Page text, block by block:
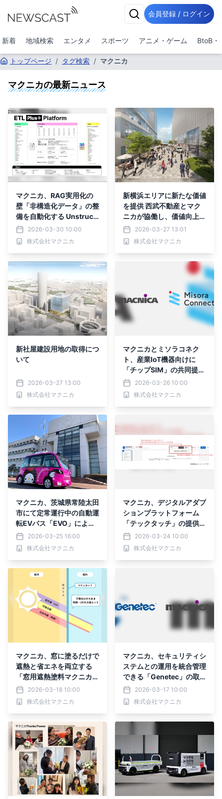
会員登録 / ログイン
新着 地域検索 エンタメ スポーツ アニメ・ゲーム BtoB・
トップページ / タグ検索 / マクニカ
マクニカの最新ニュース
マクニカ、RAG実用化の
壁「非構造化データ」の整
備を自動化する Unstruct
ured社と国内初の販売代
理店契約を締結
2026-03-30 10:00
株式会社マクニカ
新横浜エリアに新たな価値
を提供 西武不動産とマク
ニカが協働し、価値向上・
活性化に寄与する一体的な
街づくりを推進
2026-03-27 13:01
株式会社マクニカ
新社屋建設用地の取得につ
いて
2026-03-27 13:00
株式会社マクニカ
マクニカとミソラコネク
ト、産業IoT機器向けに
「チップSIM」の共同提供
開始2026-03-26 10:00
株式会社マクニカ
マクニカ、茨城県常陸太田
市にて定常運行中の自動運
転EVバス「EVO」による
自動運転車（レベル4）の
認可を国土交通省より取得
2026-03-25 16:00
株式会社マクニカ
マクニカ、デジタルアダプ
ションプラットフォーム
「テックタッチ」の提供を
開始2026-03-24 10:00
株式会社マクニカ
マクニカ、窓に塗るだけで
遮熱と省エネを両立する
「窓用遮熱塗料マクニカッ
ト」の提供を開始
2026-03-18 10:00
株式会社マクニカ
マクニカ、セキュリティシ
ステムとの運用を統合管理
できる「Genetec」の取
り扱い開始
2026-03-17 10:00
株式会社マクニカ